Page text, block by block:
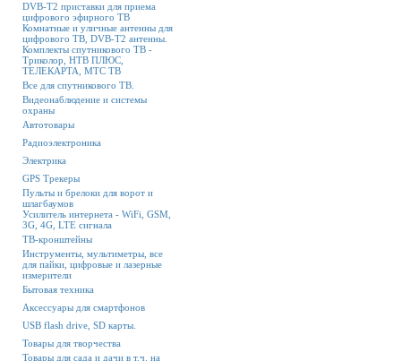
DVB-T2 приставки для приема
цифрового эфирного ТВ
Комнатные и уличные антенны для
цифрового ТВ, DVB-T2 антенны.
Комплекты спутникового ТВ -
Триколор, НТВ ПЛЮС,
ТЕЛЕКАРТА, МТС ТВ
Все для спутникового ТВ.
Видеонаблюдение и системы
охраны
Автотовары
Радиоэлектроника
Электрика
GPS Трекеры
Пульты и брелоки для ворот и
шлагбаумов
Усилитель интернета - WiFi, GSM,
3G, 4G, LTE сигнала
ТВ-кронштейны
Инструменты, мультиметры, все
для пайки, цифровые и лазерные
измерители
Бытовая техника
Аксессуары для смартфонов
USB flash drive, SD карты.
Товары для творчества
Товары для сада и дачи в т.ч. на